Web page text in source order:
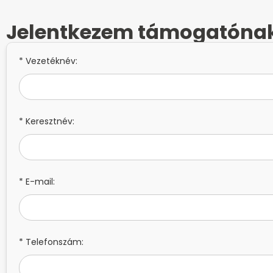
Jelentkezem
* Vezetéknév:
* Keresztnév:
* E-mail:
* Telefonszám: